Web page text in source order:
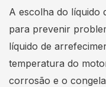
A escolha do líquido
para prevenir
líquido de
temperatura do
corrosão e o